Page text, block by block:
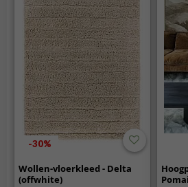
-30%
Wollen-vloerkleed - Delta
(offwhite)